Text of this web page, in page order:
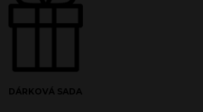
DÁRKOVÁ SADA